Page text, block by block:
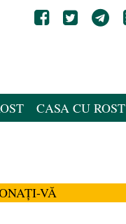
CASA CU ROST
VĂ